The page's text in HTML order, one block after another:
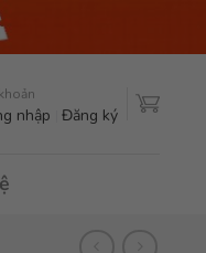
nhập Đăng ký